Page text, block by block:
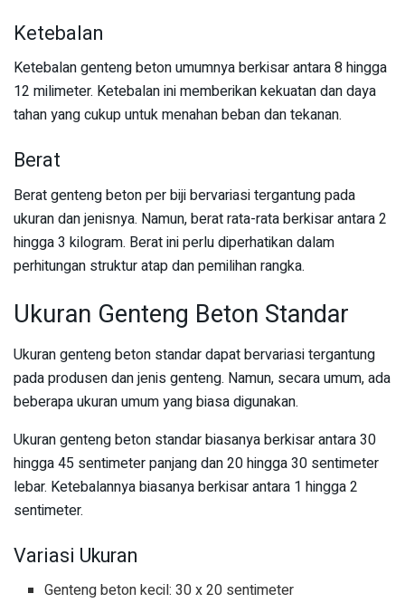
Ketebalan
Ketebalan genteng beton umumnya berkisar antara 8 hingga
12 milimeter. Ketebalan ini memberikan kekuatan dan daya
tahan yang cukup untuk menahan beban dan tekanan.
Berat
Berat genteng beton per biji bervariasi tergantung pada
ukuran dan jenisnya. Namun, berat rata-rata berkisar antara 2
hingga 3 kilogram. Berat ini perlu diperhatikan dalam
perhitungan struktur atap dan pemilihan rangka.
Ukuran Genteng Beton Standar
Ukuran genteng beton standar dapat bervariasi tergantung
pada produsen dan jenis genteng. Namun, secara umum, ada
beberapa ukuran umum yang biasa digunakan.
Ukuran genteng beton standar biasanya berkisar antara 30
hingga 45 sentimeter panjang dan 20 hingga 30 sentimeter
lebar. Ketebalannya biasanya berkisar antara 1 hingga 2
sentimeter.
Variasi Ukuran
Genteng beton kecil: 30 x 20 sentimeter